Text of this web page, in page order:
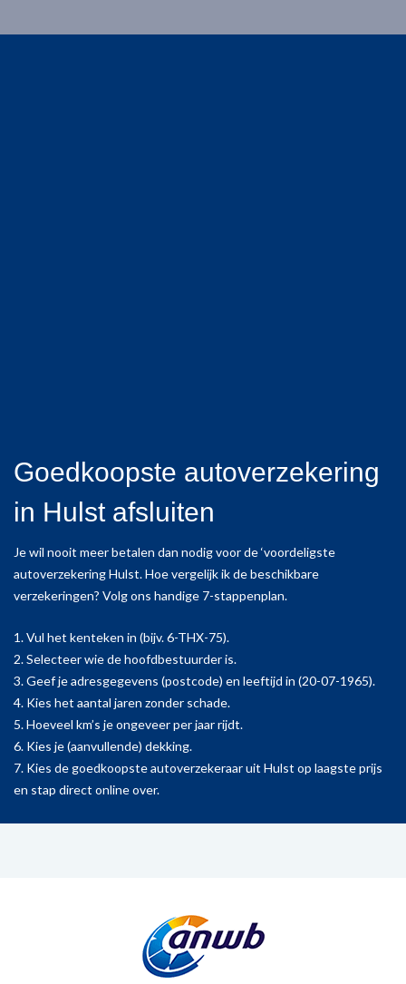
Goedkoopste autoverzekering
in Hulst afsluiten
Je wil nooit meer betalen dan nodig voor de ‘voordeligste
autoverzekering Hulst. Hoe vergelijk ik de beschikbare
verzekeringen? Volg ons handige 7-stappenplan.
1. Vul het kenteken in (bijv. 6-THX-75).
2. Selecteer wie de hoofdbestuurder is.
3. Geef je adresgegevens (postcode) en leeftijd in (20-07-1965).
4. Kies het aantal jaren zonder schade.
5. Hoeveel km’s je ongeveer per jaar rijdt.
6. Kies je (aanvullende) dekking.
7. Kies de goedkoopste autoverzekeraar uit Hulst op laagste prijs
en stap direct online over.